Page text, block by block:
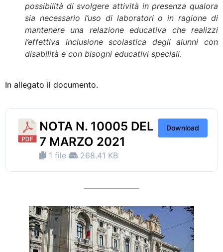
possibilità di svolgere attività in presenza qualora
sia necessario l’uso di laboratori o in ragione di
mantenere una relazione educativa che realizzi
l’effettiva inclusione scolastica degli alunni con
disabilità e con bisogni educativi speciali.
In allegato il documento.
NOTA N. 10005 DEL
7 MARZO 2021
1 file 268.41 KB
Download